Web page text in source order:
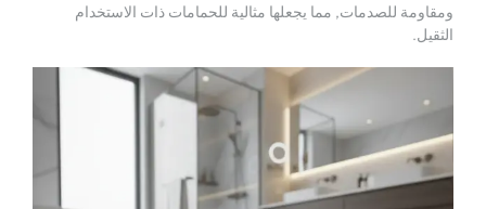
ومقاومة للصدمات, مما يجعلها مثالية للحمامات ذات الاستخدام
الثقيل.